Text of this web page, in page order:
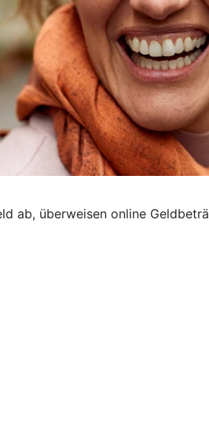
ab, überweisen online